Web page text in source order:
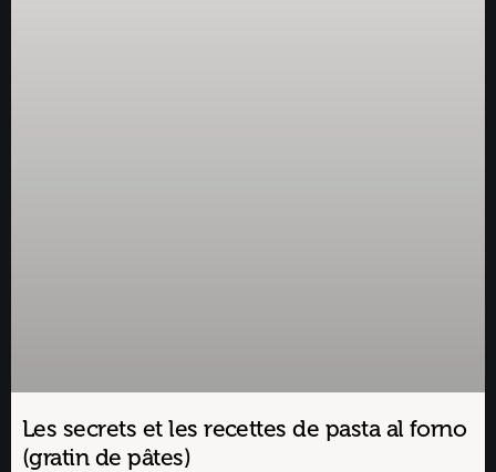
Les secrets et les recettes de pasta al forno
(gratin de pâtes)